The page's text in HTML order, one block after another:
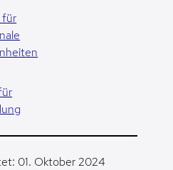
für
01. Oktober 2024